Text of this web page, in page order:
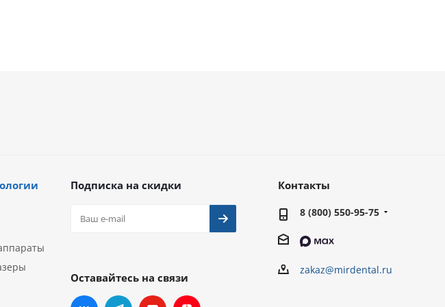
Подписка на скидки
Оставайтесь на связи
Контакты
8 (800) 550-95-75
zakaz@mirdental.ru